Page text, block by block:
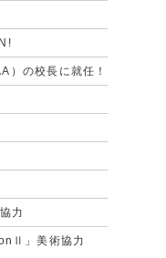
）の校長に就任！
力
」美術協力